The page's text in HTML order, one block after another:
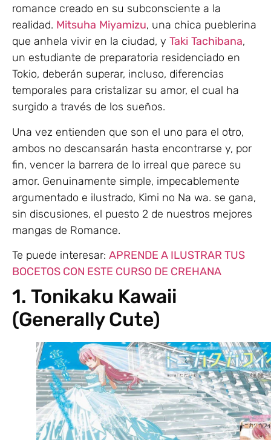
romance creado en su subconsciente a la
realidad. Mitsuha Miyamizu, una chica pueblerina
que anhela vivir en la ciudad, y Taki Tachibana,
un estudiante de preparatoria residenciado en
Tokio, deberán superar, incluso, diferencias
temporales para cristalizar su amor, el cual ha
surgido a través de los sueños.
Una vez entienden que son el uno para el otro,
ambos no descansarán hasta encontrarse y, por
fin, vencer la barrera de lo irreal que parece su
amor. Genuinamente simple, impecablemente
argumentado e ilustrado, Kimi no Na wa. se gana,
sin discusiones, el puesto 2 de nuestros mejores
mangas de Romance.
Te puede interesar: APRENDE A ILUSTRAR TUS
BOCETOS CON ESTE CURSO DE CREHANA
1. Tonikaku Kawaii
(Generally Cute)